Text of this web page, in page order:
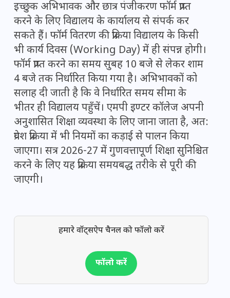
इच्छुक अभिभावक और छात्र पंजीकरण फॉर्म प्राप्त
करने के लिए विद्यालय के कार्यालय से संपर्क कर
सकते हैं। फॉर्म वितरण की प्रक्रिया विद्यालय के किसी
भी कार्य दिवस (Working Day) में ही संपन्न होगी।
फॉर्म प्राप्त करने का समय सुबह 10 बजे से लेकर शाम
4 बजे तक निर्धारित किया गया है। अभिभावकों को
सलाह दी जाती है कि वे निर्धारित समय सीमा के
भीतर ही विद्यालय पहुँचें। एमपी इण्टर कॉलेज अपनी
अनुशासित शिक्षा व्यवस्था के लिए जाना जाता है, अत:
प्रवेश प्रक्रिया में भी नियमों का कड़ाई से पालन किया
जाएगा। सत्र 2026-27 में गुणवत्तापूर्ण शिक्षा सुनिश्चित
करने के लिए यह प्रक्रिया समयबद्ध तरीके से पूरी की
जाएगी।
हमारे वॉट्सऐप चैनल को फॉलो करें
फॉलो करें